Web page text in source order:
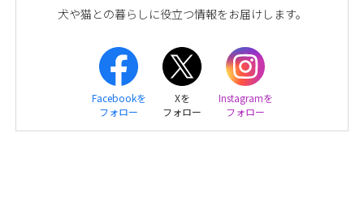
犬や猫との暮らしに役立つ情報をお届けします。
Facebookを
フォロー
Xを
フォロー
Instagramを
フォロー